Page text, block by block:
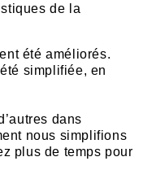
de la
été améliorés.
simplifiée, en
dans
nous simplifions
plus de temps pour